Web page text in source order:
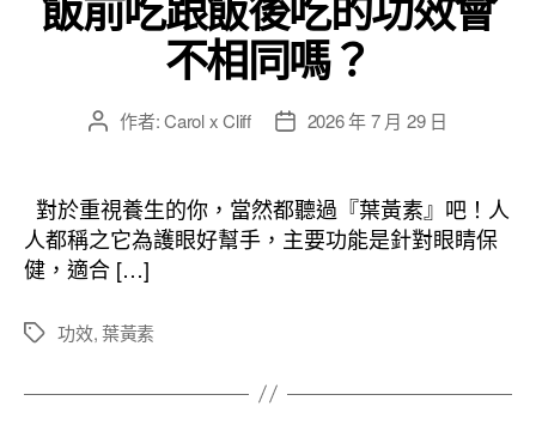
不相同嗎？
文
者
作者:Carol x Cliff
文
佈
日
期
2026 年 7 月 29 日
對於重視養生的你，當然都聽過『葉黃素』吧！人
人都稱之它為護眼好幫手，主要功能是針對眼睛保
健，適合 […]
標
功效,葉黃素